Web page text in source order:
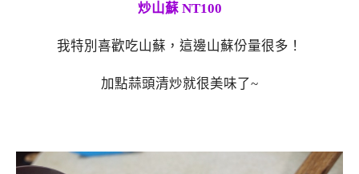
炒山蘇 NT100
我特別喜歡吃山蘇，這邊山蘇份量很多！
加點蒜頭清炒就很美味了~